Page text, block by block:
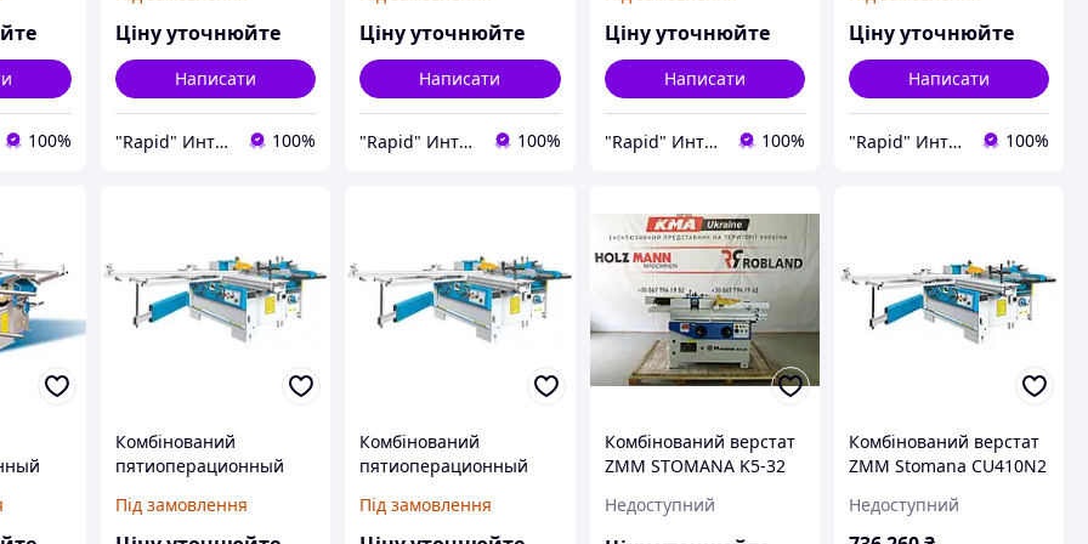
100%
Ціну уточнюйте
Написати
"Rapid" Интернет-магазин деревообрабатывающего инструмента 100%
Ціну уточнюйте
Написати
"Rapid" Интернет-магазин деревообрабатывающего инструмента 100%
Ціну уточнюйте
Написати
"Rapid" Интернет-магазин деревообрабатывающего инструмента 100%
Ціну уточнюйте
Написати
"Rapid" Интернет-магазин деревообрабатывающего инструмента 100%
Комбінований
пятиоперационный
верстат CU320N2
Під замовлення
Комбінований
пятиоперационный
верстат CU410N2
Під замовлення
Комбінований верстат
ZMM STOMANA K5-32
Недоступний
Комбінований верстат
ZMM Stomana CU410N2
Недоступний